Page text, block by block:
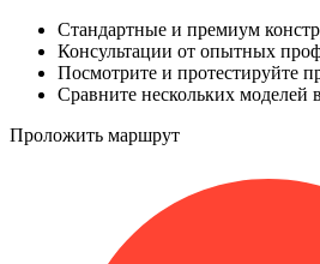
Стандартные и премиум
Консультации от опытных
Посмотрите и протестируйте
Сравните нескольких моделей
Проложить маршрут